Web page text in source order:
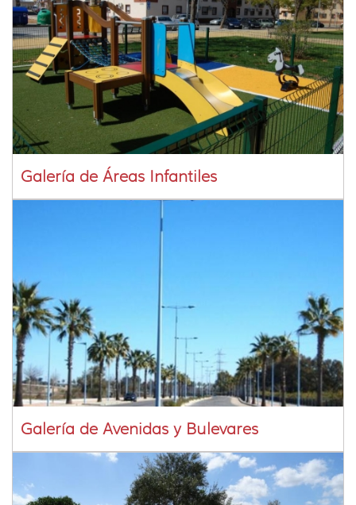
Galería de Áreas Infantiles
Galería de Avenidas y Bulevares